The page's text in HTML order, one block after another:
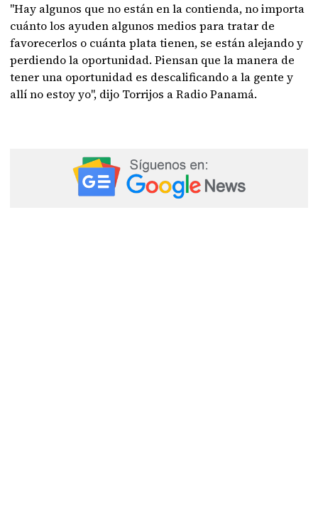
"Hay algunos que no están en la contienda, no importa
cuánto los ayuden algunos medios para tratar de
favorecerlos o cuánta plata tienen, se están alejando y
perdiendo la oportunidad. Piensan que la manera de
tener una oportunidad es descalificando a la gente y
allí no estoy yo", dijo Torrijos a Radio Panamá.